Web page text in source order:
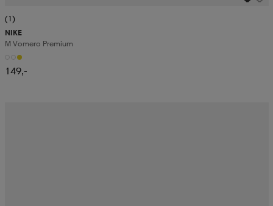
(1)
NIKE
M Vomero Premium
149,-